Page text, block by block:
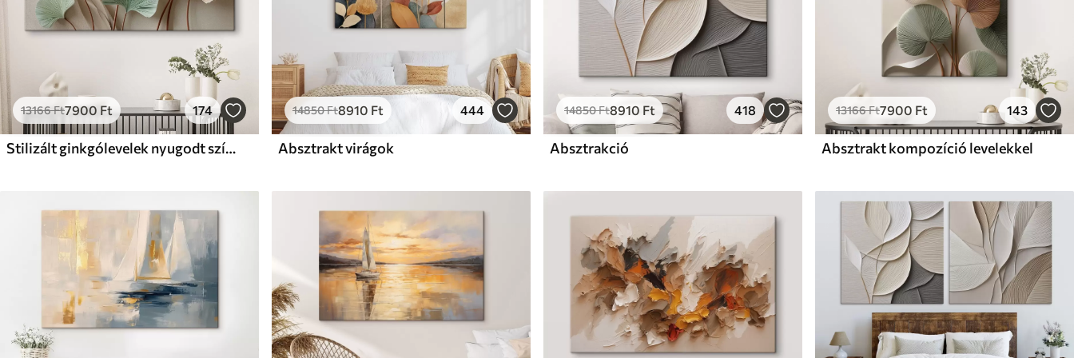
13166Ft7900 Ft 174
Stilizált ginkgólevelek nyugodt színekben
14850Ft8910 Ft 444
Absztrakt virágok
14850Ft8910 Ft 418
Absztrakció
13166Ft7900 Ft 143
Absztrakt kompozíció levelekkel